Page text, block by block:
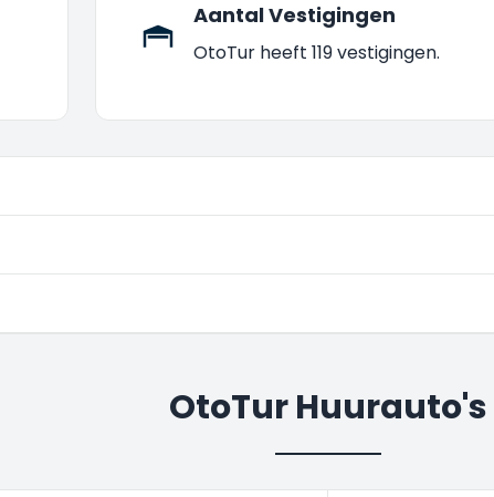
Aantal Vestigingen
OtoTur heeft 119 vestigingen.
OtoTur Huurauto's